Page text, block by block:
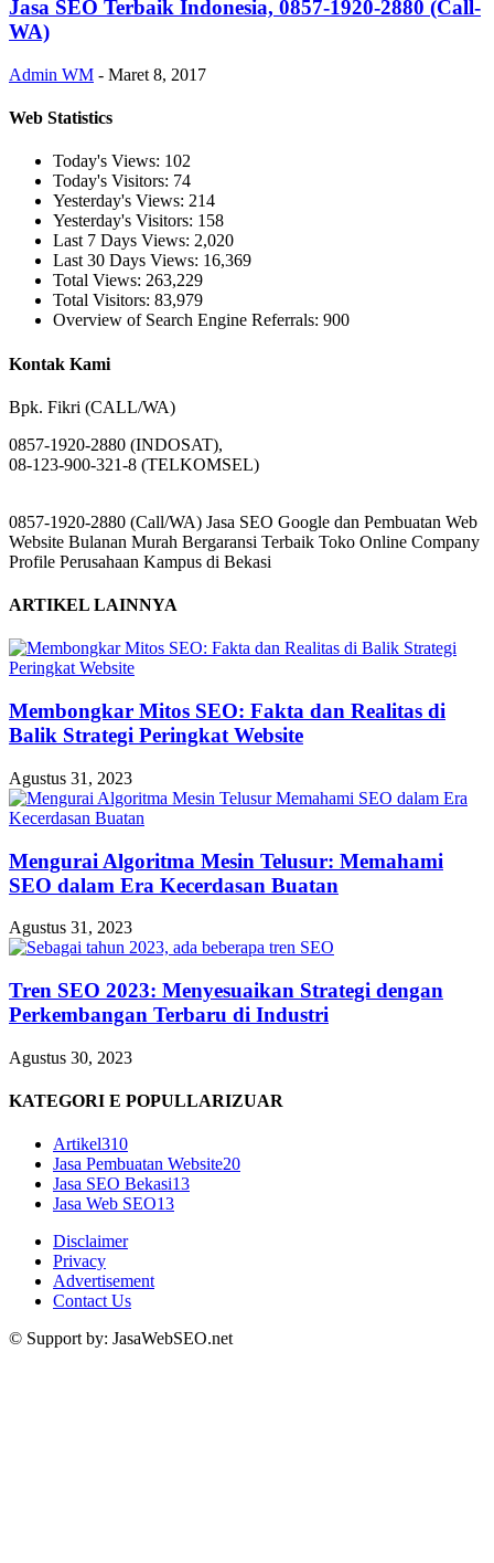
Jasa SEO Terbaik Indonesia, 0857-1920-2880 (Call-
WA)
Admin WM - Maret 8, 2017
Web Statistics
Today's Views: 102
Today's Visitors: 74
Yesterday's Views: 214
Yesterday's Visitors: 158
Last 7 Days Views: 2,020
Last 30 Days Views: 16,369
Total Views: 263,229
Total Visitors: 83,979
Overview of Search Engine Referrals: 900
Kontak Kami
Bpk. Fikri (CALL/WA)
0857-1920-2880 (INDOSAT),
08-123-900-321-8 (TELKOMSEL)
0857-1920-2880 (Call/WA) Jasa SEO Google dan Pembuatan Web
Website Bulanan Murah Bergaransi Terbaik Toko Online Company
Profile Perusahaan Kampus di Bekasi
ARTIKEL LAINNYA
Membongkar Mitos SEO: Fakta dan Realitas di
Balik Strategi Peringkat Website
Agustus 31, 2023
Mengurai Algoritma Mesin Telusur: Memahami
SEO dalam Era Kecerdasan Buatan
Agustus 31, 2023
Tren SEO 2023: Menyesuaikan Strategi dengan
Perkembangan Terbaru di Industri
Agustus 30, 2023
KATEGORI E POPULLARIZUAR
Artikel310
Jasa Pembuatan Website20
Jasa SEO Bekasi13
Jasa Web SEO13
Disclaimer
Privacy
Advertisement
Contact Us
© Support by: JasaWebSEO.net